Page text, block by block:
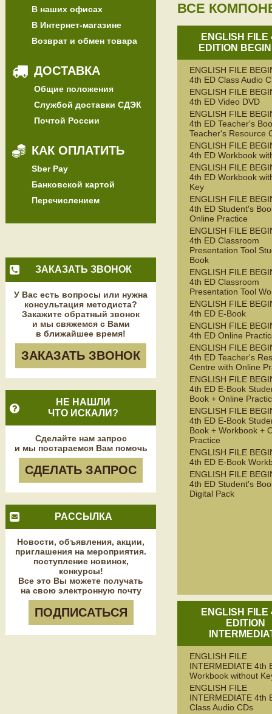
В наших офисах
В Интернет-магазине
Возврат и обмен товара
ДОСТАВКА
Общие положения
Службой доставки СДЭК
Почтой России
КАК ОПЛАТИТЬ
Sber Pay
Банковской картой
Перечислением
ЗАКАЗАТЬ ЗВОНОК
У Вас есть вопросы или нужна
консультация методиста?
Закажите обратный звонок
и мы свяжемся с Вами
в ближайшее время!
ЗАКАЗАТЬ ЗВОНОК
НЕ НАШЛИ
ЧТО ИСКАЛИ?
Сделайте нам запрос
и мы постараемся Вам помочь
СДЕЛАТЬ ЗАПРОС
РАССЫЛКА
Новости, объявления, акции,
приглашения на мероприятия.
поступление новинок,
конкурсы!
Все это Вы можете получать
на свою электронную почту
ПОДПИСАТЬСЯ
ВСЕ
ENGLISH FILE
EDITION
ENGLISH FILE
4th ED Class Audio
ENGLISH FILE
4th ED Video DVD
ENGLISH FILE
4th ED Teacher's
Teacher's Resource
ENGLISH FILE
4th ED Workbook
ENGLISH FILE
4th ED Workbook
Key
ENGLISH FILE
4th ED Student's
Online Practice
ENGLISH FILE
4th ED Classroom
Presentation Tool
Book
ENGLISH FILE
4th ED Classroom
Presentation Tool
ENGLISH FILE
4th ED E-Book
ENGLISH FILE
4th ED Online
ENGLISH FILE
4th ED Teacher's
Centre with Online
ENGLISH FILE
4th ED E-Book
Book + Online
ENGLISH FILE
4th ED E-Book
Book + Workbook +
Practice
ENGLISH FILE
4th ED E-Book
ENGLISH FILE
4th ED Student's
Digital Pack
ENGLISH FILE
EDITION
ENGLISH FILE
INTERMEDIATE 4th
Workbook without
ENGLISH FILE
INTERMEDIATE 4th
Class Audio CDs